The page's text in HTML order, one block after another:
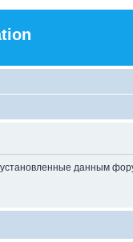
установленные данным